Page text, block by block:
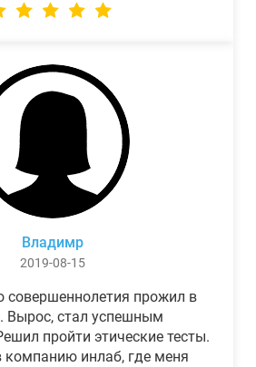
Владимр
2019-08-15
совершеннолетия прожил в
Вырос, стал успешным
пройти этические тесты.
компанию инлаб, где меня